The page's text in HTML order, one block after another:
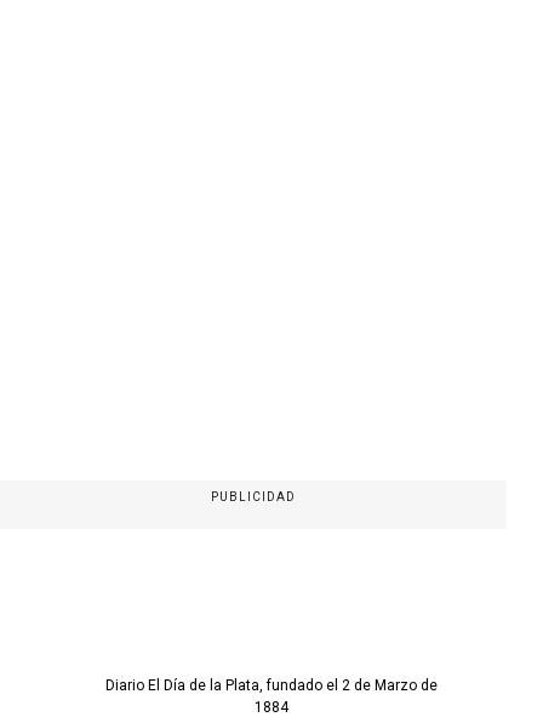
PUBLICIDAD
Diario El Día de la Plata, fundado el 2 de Marzo de
1884